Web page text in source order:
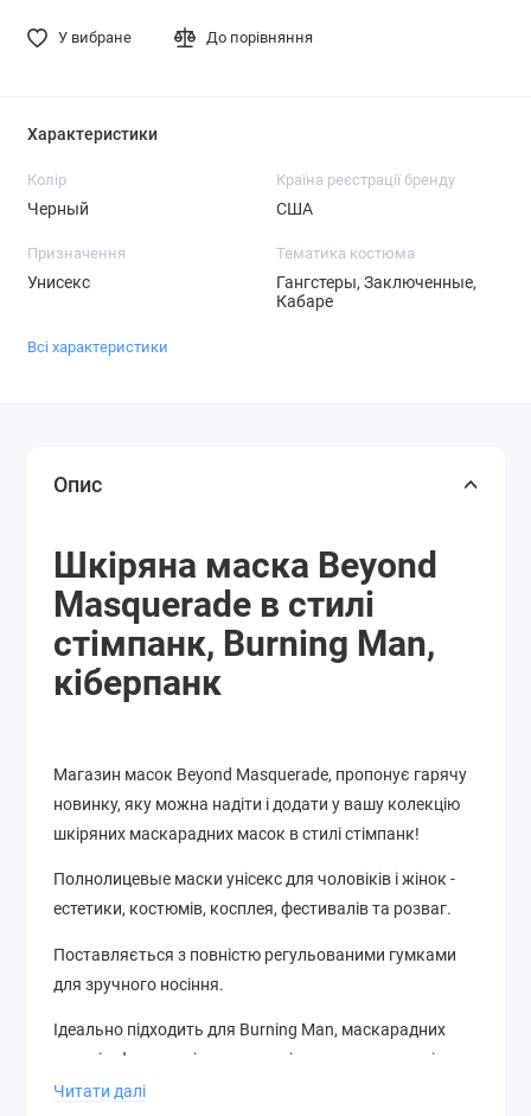
У вибране До порівняння
Характеристики
Колір
Черный
Країна реєстрації бренду
США
Призначення
Унисекс
Тематика костюма
Гангстеры, Заключенные,
Кабаре
Всі характеристики
Опис
Шкіряна маска Beyond
Masquerade в стилі
стімпанк, Burning Man,
кіберпанк
Магазин масок Beyond Masquerade, пропонує гарячу
новинку, яку можна надіти і додати у вашу колекцію
шкіряних маскарадних масок в стилі стімпанк!
Полнолицевые маски унісекс для чоловіків і жінок -
естетики, костюмів, косплея, фестивалів та розваг.
Поставляється з повністю регульованими гумками
для зручного носіння.
Ідеально підходить для Burning Man, маскарадних
заходів, фестивалів, карнавалів, тематичних вечірок,
бальних танців, випускного вечора, Марді Гра, весіль,
Читати далі